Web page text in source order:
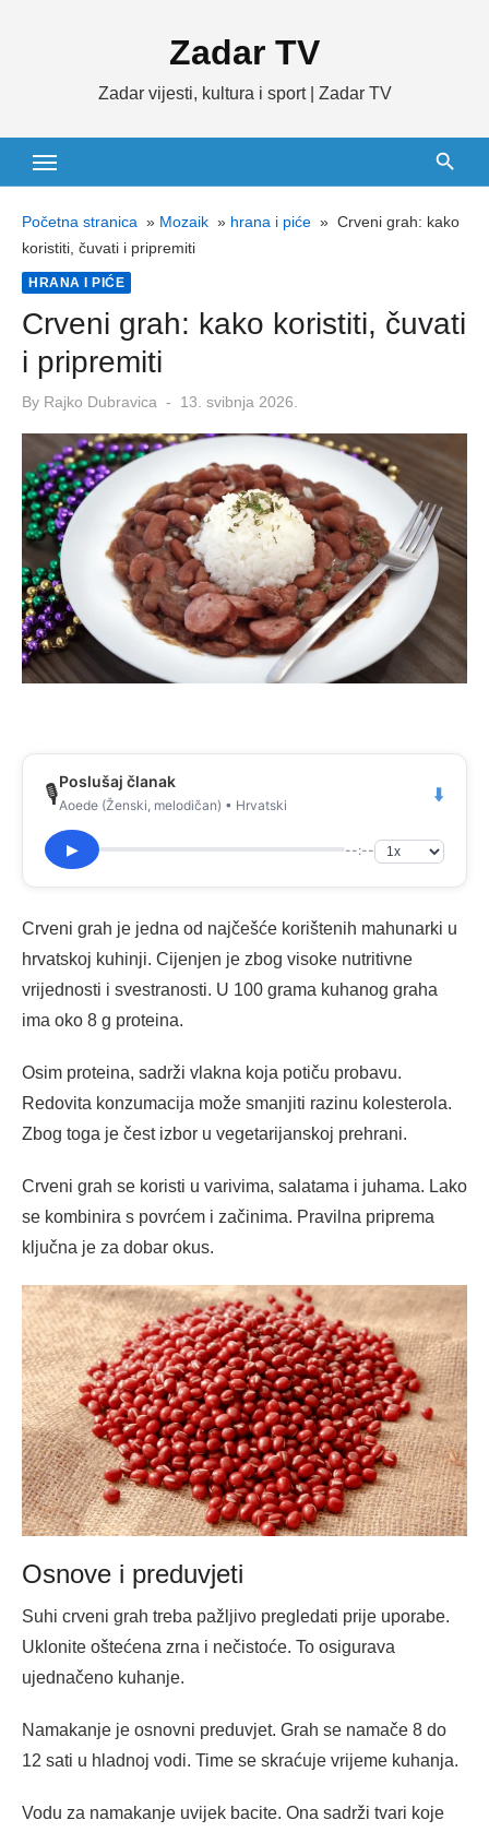
Zadar TV
Zadar vijesti, kultura i sport | Zadar TV
Početna stranica » Mozaik » hrana i piće » Crveni grah: kako
koristiti, čuvati i pripremiti
HRANA I PIĆE
Crveni grah: kako koristiti, čuvati
i pripremiti
By Rajko Dubravica
Posted
13. svibnja 2026.
🎙️Poslušaj članak
Aoede (Ženski, melodičan) • Hrvatski ⬇️
▶ --:--
Crveni grah je jedna od najčešće korištenih mahunarki u
hrvatskoj kuhinji. Cijenjen je zbog visoke nutritivne
vrijednosti i svestranosti. U 100 grama kuhanog graha
ima oko 8 g proteina.
Osim proteina, sadrži vlakna koja potiču probavu.
Redovita konzumacija može smanjiti razinu kolesterola.
Zbog toga je čest izbor u vegetarijanskoj prehrani.
Crveni grah se koristi u varivima, salatama i juhama. Lako
se kombinira s povrćem i začinima. Pravilna priprema
ključna je za dobar okus.
Osnove i preduvjeti
Suhi crveni grah treba pažljivo pregledati prije uporabe.
Uklonite oštećena zrna i nečistoće. To osigurava
ujednačeno kuhanje.
Namakanje je osnovni preduvjet. Grah se namače 8 do
12 sati u hladnoj vodi. Time se skraćuje vrijeme kuhanja.
Vodu za namakanje uvijek bacite. Ona sadrži tvari koje